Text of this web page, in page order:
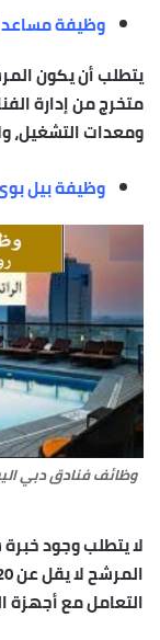
وظيفة مساعد
متخرج من إدارة
ومعدات التشغيل،
وظيفة بيل
وظائف فنادق دبي
لا يتطلب وجود
التعامل مع أجهزة